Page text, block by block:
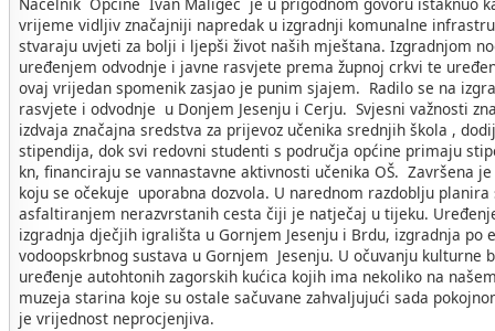
vrijeme vidljiv značajniji napredak u izgradnji komunalne
stvaraju uvjeti za bolji i ljepši život naših mještana. Izgradnjom
uređenjem odvodnje i javne rasvjete prema župnoj crkvi te
ovaj vrijedan spomenik zasjao je punim sjajem. Radilo se na
rasvjete i odvodnje u Donjem Jesenju i Cerju. Svjesni važnosti
izdvaja značajna sredstva za prijevoz učenika srednjih škola ,
stipendija, dok svi redovni studenti s područja općine primaju
kn, financiraju se vannastavne aktivnosti učenika OŠ. Završena
koju se očekuje uporabna dozvola. U narednom razdoblju
asfaltiranjem nerazvrstanih cesta čiji je natječaj u tijeku.
izgradnja dječjih igrališta u Gornjem Jesenju i Brdu, izgradnja po
vodoopskrbnog sustava u Gornjem Jesenju. U očuvanju kulturne
uređenje autohtonih zagorskih kućica kojih ima nekoliko na
muzeja starina koje su ostale sačuvane zahvaljujući sada
je vrijednost neprocjenjiva.